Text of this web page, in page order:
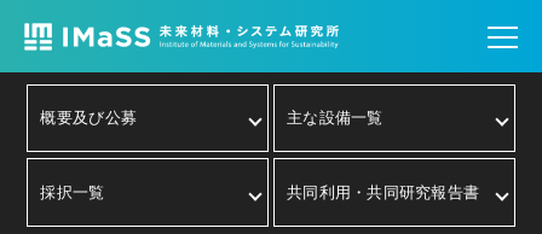
概要及び公募 主な設備一覧
採択一覧 共同利用・共同研究報告書